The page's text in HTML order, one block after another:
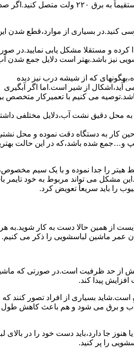
۲٫ ﻣﻮﺗﻮر ﺗﺎﯾﻤﺮ لباسشویی ﺳﻮﺧﺘﻪ اﺳﺖ.نحوه رﻓﻊ:سیمهای ﺑﻮﺑﯿﻦ ﻣﻮﺗﻮر ﺗﺎﯾﻤﺮ ماشین لباسشویی را از ﺳﺎﯾﺮ قسمتهای ﻣﺪار ﺟﺪا کرده و مستقیماً ﺑﻪ برق ۲۲۰
ﮐﻨﯿﺪ.در ﺑﺴﯿﺎری از موارد،ﻗﻄﻊ ﺷﺪن
کرده و مستقلا مشکل یابی نمایید.در
نیز باشد.بهتر است دلایل جمع شدن
ﮐﻪ از ﺷﯿﺸﻪ درب ﻧﯿﺰ دﯾﺪه
از شیر است.اما اگر آبگیری
می کنیم با تعمیرکار
محل دقیق نشت آب،دلایل مختلفی
کار به دستگاه دقت نموده و ﻣﺤﻞ
شده ﺑﺎﺷﺪ،ﮐﻪ در این حالت
ﻣﺸﮑﻞ می تواند مربوط به ﺧﻮد
را ﺑﺎﯾﺪ سریعاً ﺗﻌﻮﯾﺾ کرد.
از همین حالا دست به کار شوید.به
بیش از حد ظرفیت است.در صورتی که
بسیاری از افراد تصور کنند که
و برق می شود و هم باعث کاهش طول
جا دارد،باید دست خود را در بالای